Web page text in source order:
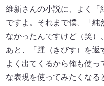
維新さんの小説に、よく「
ですよ。それまで僕、「純
なかったんですけど（笑）
あと、「踵（きびす）を返
よく出てくるから俺も使っ
な表現を使ってみたくなる